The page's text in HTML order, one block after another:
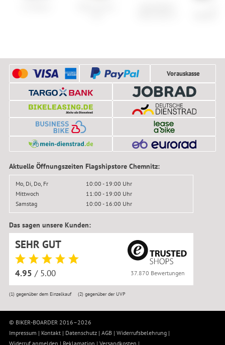
Vorauskasse
Aktuelle Öffnungszeiten Flagshipstore Chemnitz:
Mo, Di, Do, Fr
10:00 - 19:00 Uhr
Mittwoch
11:00 - 19:00 Uhr
Samstag
10:00 - 16:00 Uhr
Das sagen unsere Kunden:
SEHR GUT
4.95 / 5.00 37.870 Bewertungen
(1)gegenüber dem Einzelkauf (2) gegenüber der UVP
© BIKER-BOARDER 2016–2026
Impressum | Kontakt | Datenschutz | AGB | Widerrufsbelehrung |
Widerruf anmelden | Reklamation | Versandkosten |